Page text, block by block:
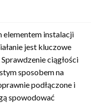
elementem instalacji
jest kluczowe
ciągłości
sposobem na
podłączone i
spowodować